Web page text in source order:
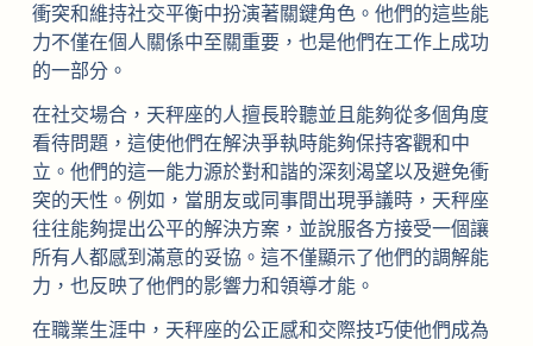
衝突和維持社交平衡中扮演著關鍵角色。他們的這些能
力不僅在個人關係中至關重要，也是他們在工作上成功
的一部分。
在社交場合，天秤座的人擅長聆聽並且能夠從多個角度
看待問題，這使他們在解決爭執時能夠保持客觀和中
立。他們的這一能力源於對和諧的深刻渴望以及避免衝
突的天性。例如，當朋友或同事間出現爭議時，天秤座
往往能夠提出公平的解決方案，並說服各方接受一個讓
所有人都感到滿意的妥協。這不僅顯示了他們的調解能
力，也反映了他們的影響力和領導才能。
在職業生涯中，天秤座的公正感和交際技巧使他們成為